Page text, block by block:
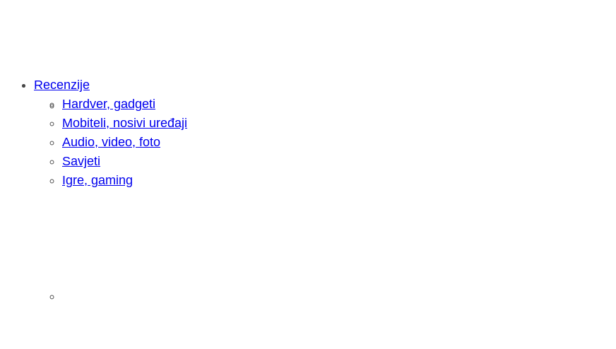
Intervju: Goran Jović, fotograf - Hrvatska kakvu svijet tek otkriva
Recenzije
Hardver, gadgeti
Mobiteli, nosivi uređaji
Audio, video, foto
Savjeti
Igre, gaming